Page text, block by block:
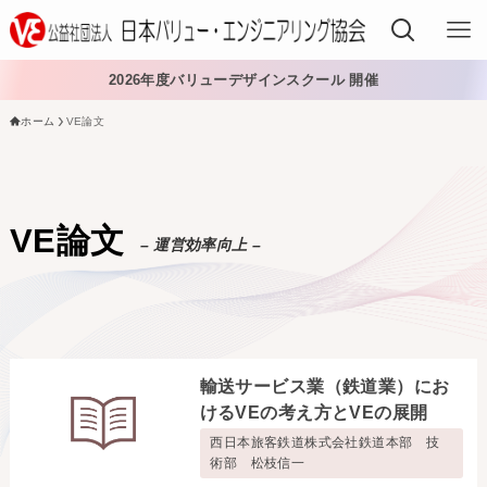
VEを導入する
日本VE協会について
日本VE協会について
資料・論文購入
2026年度バリューデザインスクール 開催
ホーム VE論文
VE論文 – 運営効率向上 –
輸送サービス業（鉄道業）にお
けるVEの考え方とVEの展開
西日本旅客鉄道株式会社鉄道本部 技
術部 松枝信一